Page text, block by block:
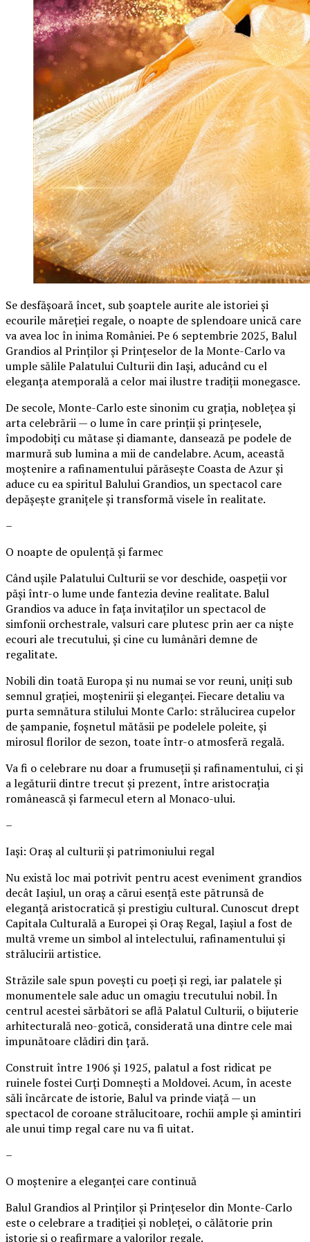
Se desfășoară încet, sub șoaptele aurite ale istoriei și
ecourile măreției regale, o noapte de splendoare unică care
va avea loc în inima României. Pe 6 septembrie 2025, Balul
Grandios al Prinților și Prințeselor de la Monte-Carlo va
umple sălile Palatului Culturii din Iași, aducând cu el
eleganța atemporală a celor mai ilustre tradiții monegasce.
De secole, Monte-Carlo este sinonim cu grația, noblețea și
arta celebrării — o lume în care prinții și prințesele,
împodobiți cu mătase și diamante, dansează pe podele de
marmură sub lumina a mii de candelabre. Acum, această
moștenire a rafinamentului părăsește Coasta de Azur și
aduce cu ea spiritul Balului Grandios, un spectacol care
depășește granițele și transformă visele în realitate.
–
O noapte de opulență și farmec
Când ușile Palatului Culturii se vor deschide, oaspeții vor
păși într-o lume unde fantezia devine realitate. Balul
Grandios va aduce în fața invitaților un spectacol de
simfonii orchestrale, valsuri care plutesc prin aer ca niște
ecouri ale trecutului, și cine cu lumânări demne de
regalitate.
Nobili din toată Europa și nu numai se vor reuni, uniți sub
semnul grației, moștenirii și eleganței. Fiecare detaliu va
purta semnătura stilului Monte Carlo: strălucirea cupelor
de șampanie, foșnetul mătăsii pe podelele poleite, și
mirosul florilor de sezon, toate într-o atmosferă regală.
Va fi o celebrare nu doar a frumuseții și rafinamentului, ci și
a legăturii dintre trecut și prezent, între aristocrația
românească și farmecul etern al Monaco-ului.
–
Iași: Oraș al culturii și patrimoniului regal
Nu există loc mai potrivit pentru acest eveniment grandios
decât Iașiul, un oraș a cărui esență este pătrunsă de
eleganță aristocratică și prestigiu cultural. Cunoscut drept
Capitala Culturală a Europei și Oraș Regal, Iașiul a fost de
multă vreme un simbol al intelectului, rafinamentului și
strălucirii artistice.
Străzile sale spun povești cu poeți și regi, iar palatele și
monumentele sale aduc un omagiu trecutului nobil. În
centrul acestei sărbători se află Palatul Culturii, o bijuterie
arhitecturală neo-gotică, considerată una dintre cele mai
impunătoare clădiri din țară.
Construit între 1906 și 1925, palatul a fost ridicat pe
ruinele fostei Curți Domnești a Moldovei. Acum, în aceste
săli încărcate de istorie, Balul va prinde viață — un
spectacol de coroane strălucitoare, rochii ample și amintiri
ale unui timp regal care nu va fi uitat.
–
O moștenire a eleganței care continuă
Balul Grandios al Prinților și Prințeselor din Monte-Carlo
este o celebrare a tradiției și nobleței, o călătorie prin
istorie și o reafirmare a valorilor regale.